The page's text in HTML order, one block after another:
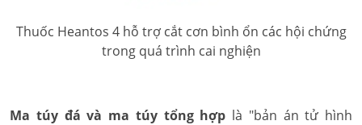
Thuốc Heantos 4 hỗ trợ cắt cơn bình ổn các hội chứng
trong quá trình cai nghiện
Ma túy đá và ma túy tổng hợp là "bản án tử hình